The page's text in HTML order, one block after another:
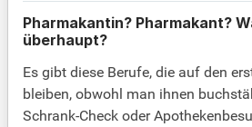
Pharmakantin? Pharmakant?
überhaupt?
Es gibt diese Berufe, die auf den
bleiben, obwohl man ihnen
Schrank-Check oder